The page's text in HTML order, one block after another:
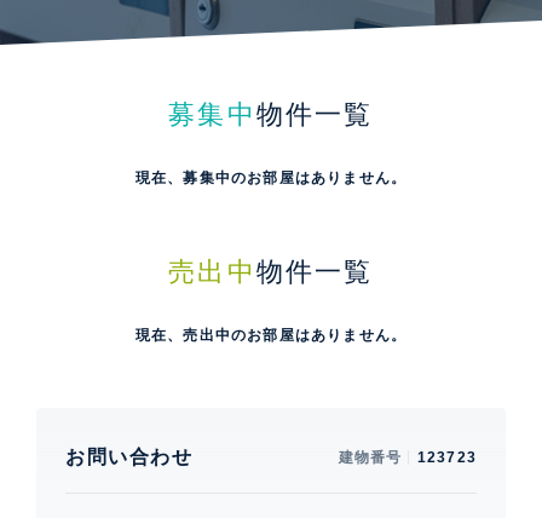
募集中 物件一覧
現在、募集中のお部屋はありません。
売出中 物件一覧
現在、売出中のお部屋はありません。
お問い合わせ 建物番号 123723